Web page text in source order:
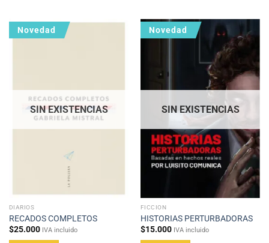
Novedad
SIN EXISTENCIAS
DIARIOS
RECADOS COMPLETOS
$25.000 IVA incluido
Novedad
SIN EXISTENCIAS
FICCION
HISTORIAS PERTURBADORAS
$15.000 IVA incluido